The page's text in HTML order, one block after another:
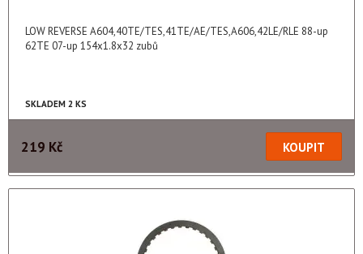
LOW REVERSE A604,40TE/TES,41TE/AE/TES,A606,42LE/RLE 88-up
62TE 07-up 154x1.8x32 zubů
SKLADEM 2 KS
219 Kč